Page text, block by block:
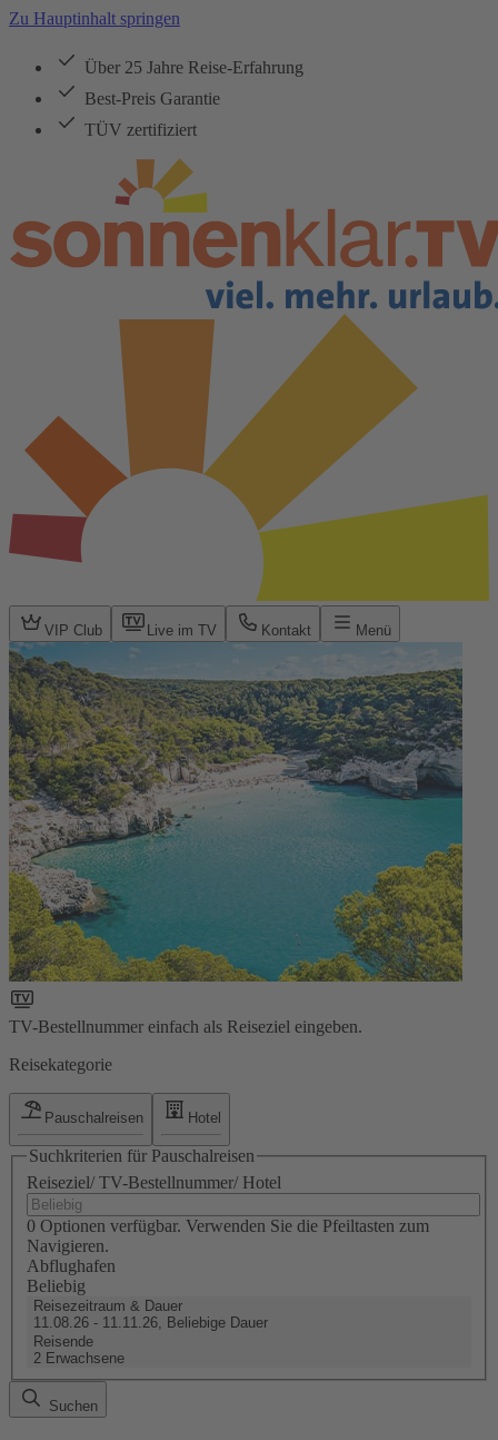
Zu Hauptinhalt springen
Über 25 Jahre Reise-Erfahrung
Best-Preis Garantie
TÜV zertifiziert
VIP Club Live im TV Kontakt Menü
TV-Bestellnummer einfach als Reiseziel eingeben.
Reisekategorie
Pauschalreisen Hotel
Suchkriterien für Pauschalreisen
Reiseziel/ TV-Bestellnummer/ Hotel
0 Optionen verfügbar. Verwenden Sie die Pfeiltasten zum
Navigieren.
Abflughafen
Beliebig
Reisezeitraum & Dauer
11.08.26 - 11.11.26, Beliebige Dauer
Reisende
2 Erwachsene
Suchen